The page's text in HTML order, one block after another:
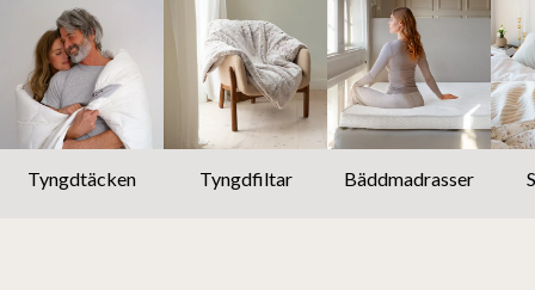
Tyngdtäcken Tyngdfiltar Bäddmadrasser